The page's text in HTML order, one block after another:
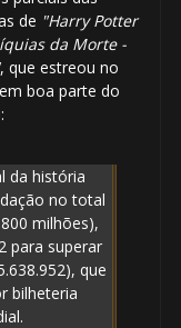
de "Harry Potter
da Morte -
, que estreou no
boa parte do
da história
no total
milhões),
para superar
que
bilheteria